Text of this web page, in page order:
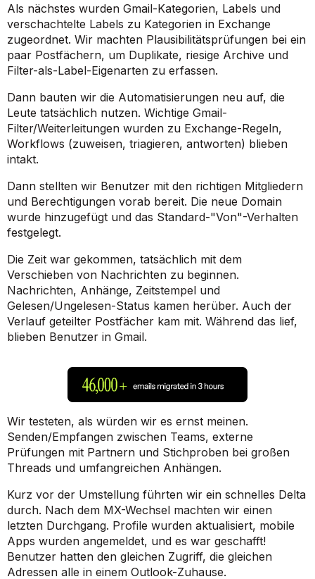
Als nächstes wurden Gmail-Kategorien, Labels und
verschachtelte Labels zu Kategorien in Exchange
zugeordnet. Wir machten Plausibilitätsprüfungen bei ein
paar Postfächern, um Duplikate, riesige Archive und
Filter-als-Label-Eigenarten zu erfassen.
Dann bauten wir die Automatisierungen neu auf, die
Leute tatsächlich nutzen. Wichtige Gmail-
Filter/Weiterleitungen wurden zu Exchange-Regeln,
Workflows (zuweisen, triagieren, antworten) blieben
intakt.
Dann stellten wir Benutzer mit den richtigen Mitgliedern
und Berechtigungen vorab bereit. Die neue Domain
wurde hinzugefügt und das Standard-"Von"-Verhalten
festgelegt.
Die Zeit war gekommen, tatsächlich mit dem
Verschieben von Nachrichten zu beginnen.
Nachrichten, Anhänge, Zeitstempel und
Gelesen/Ungelesen-Status kamen herüber. Auch der
Verlauf geteilter Postfächer kam mit. Während das lief,
blieben Benutzer in Gmail.
Wir testeten, als würden wir es ernst meinen.
Senden/Empfangen zwischen Teams, externe
Prüfungen mit Partnern und Stichproben bei großen
Threads und umfangreichen Anhängen.
Kurz vor der Umstellung führten wir ein schnelles Delta
durch. Nach dem MX-Wechsel machten wir einen
letzten Durchgang. Profile wurden aktualisiert, mobile
Apps wurden angemeldet, und es war geschafft!
Benutzer hatten den gleichen Zugriff, die gleichen
Adressen alle in einem Outlook-Zuhause.